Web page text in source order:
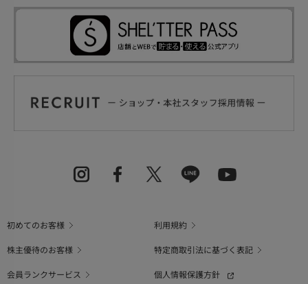
初めてのお客様
利用規約
株主優待のお客様
特定商取引法に基づく表記
会員ランクサービス
個人情報保護方針